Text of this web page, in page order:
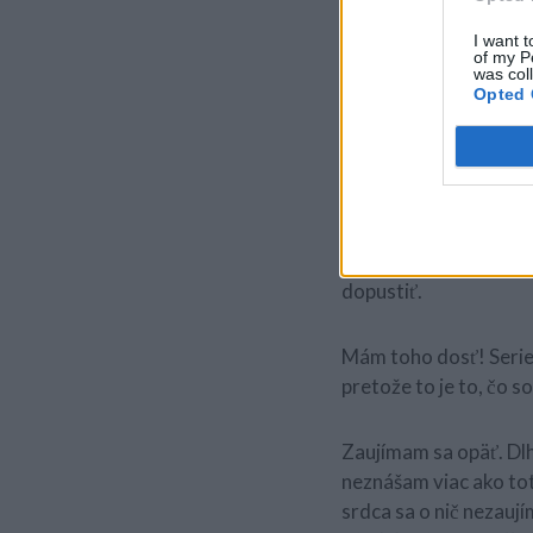
I want
of my
was
Opted
umenie, hudbu –
Chcete niekomu
výčitky a vaše
Možno vás niečím
posunúť. Vždy
Chcem aby sme sa
dopustiť.
Mám toho dosť!
pretože to je to, čo
Zaujímam sa opäť.
neznášam viac ako
srdca sa o nič